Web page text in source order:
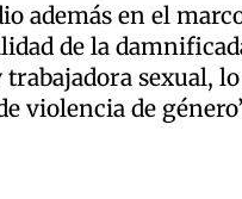
además en el
de la
sexual,
violencia de